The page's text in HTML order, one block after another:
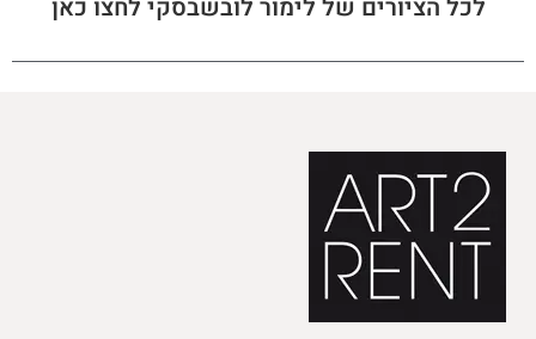
לכל הציורים של לימור לובשבסקי לחצו כאן